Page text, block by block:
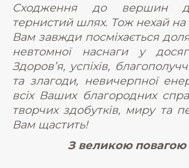
Сходження до вершин
тернистий шлях. Тож нехай
Вам завжди посміхається
невтомної наснаги у
Здоров’я, успіхів,
та злагоди, невичерпної
всіх Ваших благородних
творчих здобутків, миру та
Вам щастить!
З великою повагою